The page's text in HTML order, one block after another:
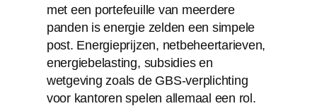
met een portefeuille van meerdere
panden is energie zelden een simpele
post. Energieprijzen, netbeheertarieven,
energiebelasting, subsidies en
wetgeving zoals de GBS-verplichting
voor kantoren spelen allemaal een rol.